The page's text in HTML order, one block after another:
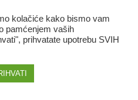
kolačiće kako bismo vam
pamćenjem vaših
prihvatate upotrebu SVIH